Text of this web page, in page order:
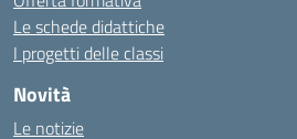
Le schede didattiche
I progetti delle classi
Novità
Le notizie